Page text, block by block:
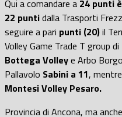
Qui a comandare a 24 punti
22 puntidalla Trasporti
seguire a pari punti (20)il
Volley Game Trade T group di
Bottega Volleye Arbo
Pallavolo Sabini a 11,
Montesi Volley Pesaro.
Provincia di Ancona, ma